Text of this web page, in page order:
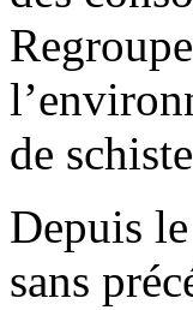
de
Depuis
sans